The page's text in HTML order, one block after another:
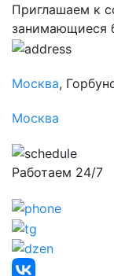
Приглашаем к
занимающиеся
Москва,
Москва
Работаем 24/7